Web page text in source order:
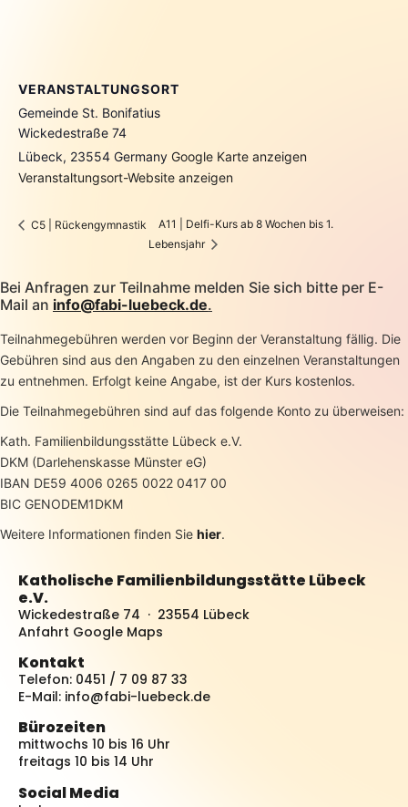
VERANSTALTUNGSORT
Gemeinde St. Bonifatius
Wickedestraße 74
Lübeck, 23554 Germany Google Karte anzeigen
Veranstaltungsort-Website anzeigen
C5 | Rückengymnastik
A11 | Delfi-Kurs ab 8 Wochen bis 1.
Lebensjahr
Bei Anfragen zur Teilnahme melden Sie sich bitte per E-
Mail an info@fabi-luebeck.de.
Teilnahmegebühren werden vor Beginn der Veranstaltung fällig. Die
Gebühren sind aus den Angaben zu den einzelnen Veranstaltungen
zu entnehmen. Erfolgt keine Angabe, ist der Kurs kostenlos.
Die Teilnahmegebühren sind auf das folgende Konto zu überweisen:
Kath. Familienbildungsstätte Lübeck e.V.
DKM (Darlehenskasse Münster eG)
IBAN DE59 4006 0265 0022 0417 00
BIC GENODEM1DKM
Weitere Informationen finden Sie hier.
Katholische Familienbildungsstätte Lübeck
e.V.
Wickedestraße 74 · 23554 Lübeck
Anfahrt Google Maps
Kontakt
Telefon: 0451 / 7 09 87 33
E-Mail: info@fabi-luebeck.de
Bürozeiten
mittwochs 10 bis 16 Uhr
freitags 10 bis 14 Uhr
Social Media